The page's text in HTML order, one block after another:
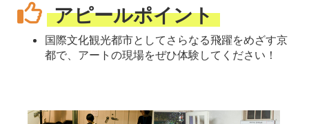
アピールポイント
国際文化観光都市としてさらなる飛躍をめざす京
都で、アートの現場をぜひ体験してください！